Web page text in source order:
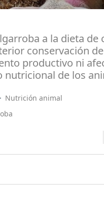
a la dieta de
conservación
productivo ni
nutricional de los
Nutrición animal